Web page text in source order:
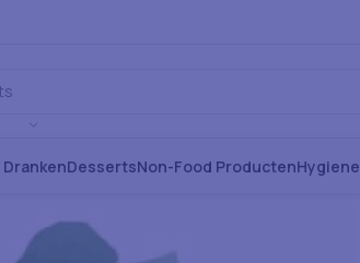
DessertsNon-Food ProductenHygiene